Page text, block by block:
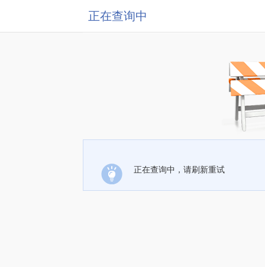
正在查询中
正在查询中，请刷新重试